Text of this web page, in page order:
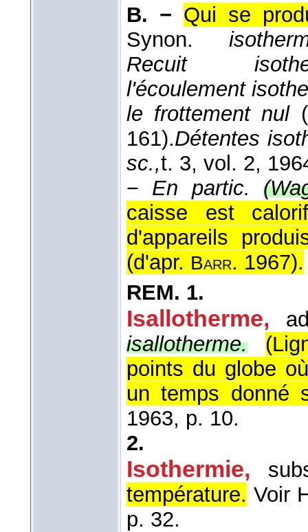
B. − Qui se
Synon.
Recuit
l'écoulement
le frottement nul (
161).Détentes
sc.,t. 3, vol. 2,
− En partic.
caisse est
d'appareils
(d'apr. Barr. 1967).
REM. 1.
Isallotherme,
isallotherme.
points du globe
un temps donné
1963, p. 10.
2.
Isothermie,
température. Voir
p. 32.